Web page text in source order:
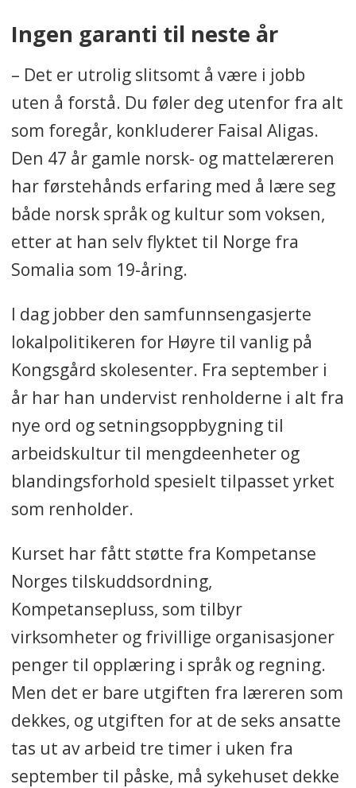
Ingen garanti til neste år
– Det er utrolig slitsomt å være i jobb
uten å forstå. Du føler deg utenfor fra alt
som foregår, konkluderer Faisal Aligas.
Den 47 år gamle norsk- og mattelæreren
har førstehånds erfaring med å lære seg
både norsk språk og kultur som voksen,
etter at han selv flyktet til Norge fra
Somalia som 19-åring.
I dag jobber den samfunnsengasjerte
lokalpolitikeren for Høyre til vanlig på
Kongsgård skolesenter. Fra september i
år har han undervist renholderne i alt fra
nye ord og setningsoppbygning til
arbeidskultur til mengdeenheter og
blandingsforhold spesielt tilpasset yrket
som renholder.
Kurset har fått støtte fra Kompetanse
Norges tilskuddsordning,
Kompetansepluss, som tilbyr
virksomheter og frivillige organisasjoner
penger til opplæring i språk og regning.
Men det er bare utgiften fra læreren som
dekkes, og utgiften for at de seks ansatte
tas ut av arbeid tre timer i uken fra
september til påske, må sykehuset dekke